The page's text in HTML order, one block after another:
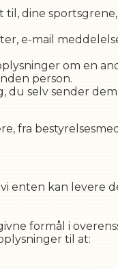
dine
e-mail
om en
person.
du selv sender dem
fra
enten kan levere
formål i
til at: